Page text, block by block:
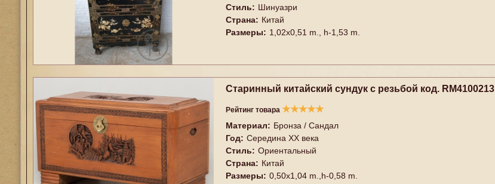
Стиль: Шинуазри
Страна: Китай
Размеры: 1,02x0,51 m., h-1,53 m.
Старинный китайский сундук с резьбой код. RM4100213
Рейтинг товара ★★★★★
Материал: Бронза / Сандал
Год: Середина XX векa
Стиль: Ориентальный
Страна: Китай
Размеры: 0,50x1,04 m.,h-0,58 m.